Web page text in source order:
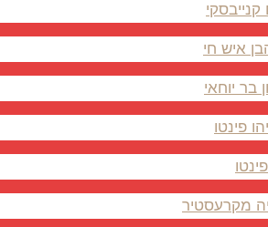
איש חי
בר יוחאי
פינטו
מקרעסטיר